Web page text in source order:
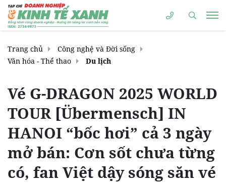
Trang chủ
Công nghệ và Đời sống
Văn hóa - Thể thao
Du lịch
Vé G-DRAGON 2025 WORLD
TOUR [Übermensch] IN
HANOI “bốc hơi” cả 3 ngày
mở bán: Cơn sốt chưa từng
có, fan Việt dậy sóng săn vé